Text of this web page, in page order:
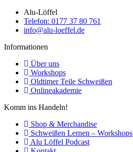
Alu-Löffel
Telefon: 0177 37 80 761
info@alu-loeffel.de
Informationen
Über uns
Workshops
Oldtimer Teile Schweißen
Onlineakademie
Komm ins Handeln!
Shop & Merchandise
Schweißen Lernen – Workshops
Alu Löffel Podcast